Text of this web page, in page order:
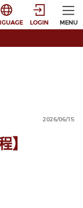
択すると言語の切
LOGIN MENU
2026/06/15
】